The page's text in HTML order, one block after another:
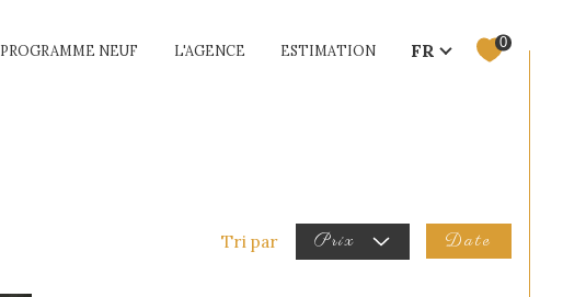
PROGRAMME NEUF L'AGENCE ESTIMATION Langue
FR 0
Tri par Prix Date